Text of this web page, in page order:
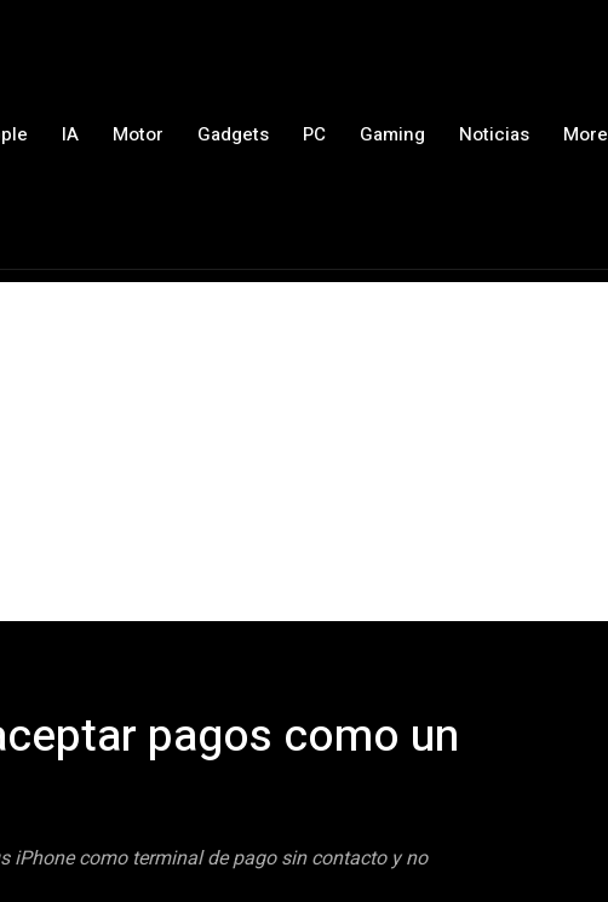
IA Motor Gadgets PC Gaming Noticias More
pagos como un
iPhone como terminal de pago sin contacto y no